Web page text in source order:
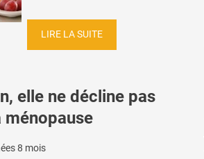
LIRE LA SUITE
elle ne décline pas
8 mois